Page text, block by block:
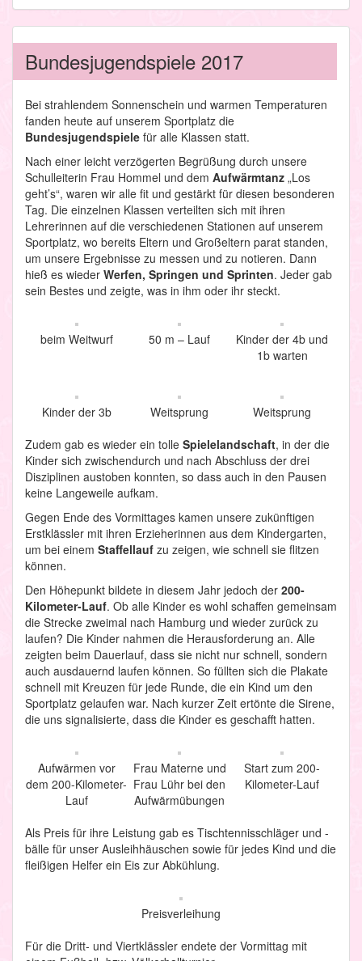
Bundesjugendspiele 2017
Bei strahlendem Sonnenschein und warmen Temperaturen
fanden heute auf unserem Sportplatz die
Bundesjugendspiele für alle Klassen statt.
Nach einer leicht verzögerten Begrüßung durch unsere
Schulleiterin Frau Hommel und dem Aufwärmtanz „Los
geht’s“, waren wir alle fit und gestärkt für diesen besonderen
Tag. Die einzelnen Klassen verteilten sich mit ihren
Lehrerinnen auf die verschiedenen Stationen auf unserem
Sportplatz, wo bereits Eltern und Großeltern parat standen,
um unsere Ergebnisse zu messen und zu notieren. Dann
hieß es wieder Werfen, Springen und Sprinten. Jeder gab
sein Bestes und zeigte, was in ihm oder ihr steckt.
beim Weitwurf 50 m – Lauf
Kinder der 4b und
1b warten
Kinder der 3b Weitsprung
Weitsprung
Zudem gab es wieder ein tolle Spielelandschaft, in der die
Kinder sich zwischendurch und nach Abschluss der drei
Disziplinen austoben konnten, so dass auch in den Pausen
keine Langeweile aufkam.
Gegen Ende des Vormittages kamen unsere zukünftigen
Erstklässler mit ihren Erzieherinnen aus dem Kindergarten,
um bei einem Staffellauf zu zeigen, wie schnell sie flitzen
können.
Den Höhepunkt bildete in diesem Jahr jedoch der 200-
Kilometer-Lauf. Ob alle Kinder es wohl schaffen gemeinsam
die Strecke zweimal nach Hamburg und wieder zurück zu
laufen? Die Kinder nahmen die Herausforderung an. Alle
zeigten beim Dauerlauf, dass sie nicht nur schnell, sondern
auch ausdauernd laufen können. So füllten sich die Plakate
schnell mit Kreuzen für jede Runde, die ein Kind um den
Sportplatz gelaufen war. Nach kurzer Zeit ertönte die Sirene,
die uns signalisierte, dass die Kinder es geschafft hatten.
Aufwärmen vor
dem 200-Kilometer-
Lauf
Frau Materne und
Frau Lühr bei den
Aufwärmübungen
Start zum 200-
Kilometer-Lauf
Als Preis für ihre Leistung gab es Tischtennisschläger und -
bälle für unser Ausleihhäuschen sowie für jedes Kind und die
fleißigen Helfer ein Eis zur Abkühlung.
Preisverleihung
Für die Dritt- und Viertklässler endete der Vormittag mit